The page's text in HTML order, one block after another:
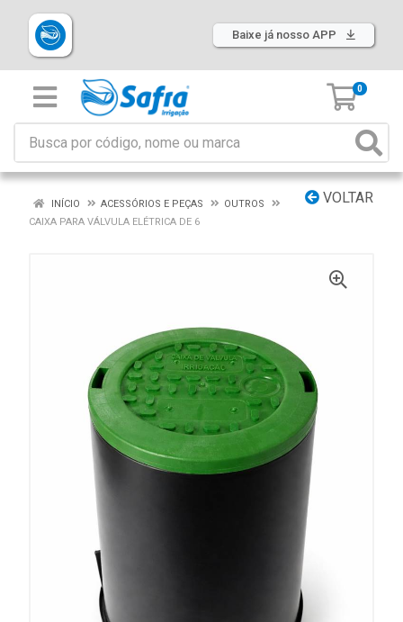
Baixe já nosso APP
0
VOLTAR
INÍCIO ACESSÓRIOS E PEÇAS
OUTROS
CAIXA PARA VÁLVULA ELÉTRICA DE 6